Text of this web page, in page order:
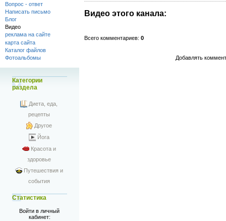
Вопрос - ответ
Написать письмо
Блог
Видео
реклама на сайте
карта сайта
Каталог файлов
Фотоальбомы
Категории
раздела
Диета, еда,
рецепты
Другое
Йога
Красота и
здоровье
Путешествия и
события
Статистика
Войти в личный
кабинет:
Видео этого канала:
Всего комментариев: 0
Добавлять